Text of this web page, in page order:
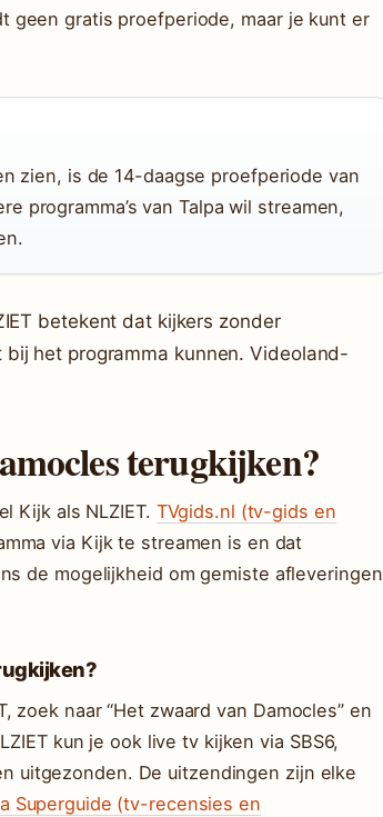
geen gratis proefperiode, maar je kunt er
zien, is de 14-daagse proefperiode van
programma’s van Talpa wil streamen,
betekent dat kijkers zonder
het programma kunnen. Videoland-
terugkijken?
Kijk als NLZIET. TVgids.nl (tv-gids en
via Kijk te streamen is en dat
de mogelijkheid om gemiste afleveringen
zoek naar “Het zwaard van Damocles” en
kun je ook live tv kijken via SBS6,
uitgezonden. De uitzendingen zijn elke
Superguide (tv-recensies en